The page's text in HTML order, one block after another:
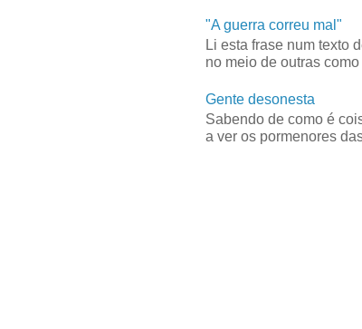
"A guerra correu mal"
Li esta frase num texto
no meio de outras
Gente desonesta
Sabendo de como é
a ver os pormenores